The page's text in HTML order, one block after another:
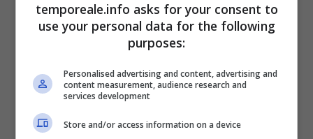
pubblica, la circolare ha inoltro disposto
l’abolizione della propaganda indiretta,
riducendo altresì gli spazi della propaganda
diretta.
Gli spazi destinati alle affissioni di
temporeale.info asks for your consent to
use your personal data for the following
purposes:
Personalised advertising and content, advertising and
content measurement, audience research and
services development
Store and/or access information on a device